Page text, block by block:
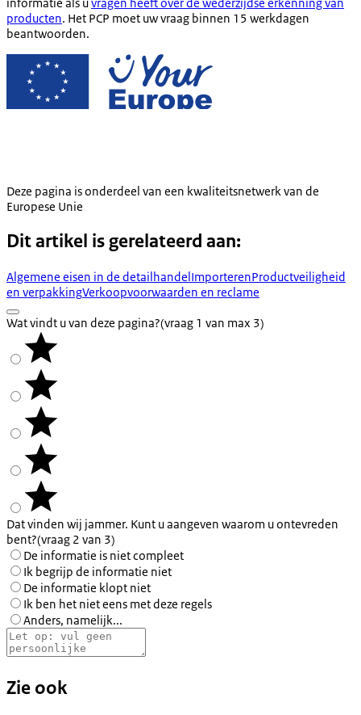
producten. Het PCP moet uw vraag binnen 15 werkdagen
beantwoorden.
Deze pagina is onderdeel van een kwaliteitsnetwerk van de
Europese Unie
Dit artikel is gerelateerd aan:
Algemene eisen in de detailhandel ImporterenProductveiligheid
en verpakkingVerkoopvoorwaarden en reclame
Wat vindt u van deze pagina?(vraag 1 van max 3)
Dat vinden wij jammer. Kunt u aangeven waarom u ontevreden
bent?(vraag 2 van 3)
De informatie is niet compleet
Ik begrijp de informatie niet
De informatie klopt niet
Ik ben het niet eens met deze regels
Anders, namelijk...
Zie ook